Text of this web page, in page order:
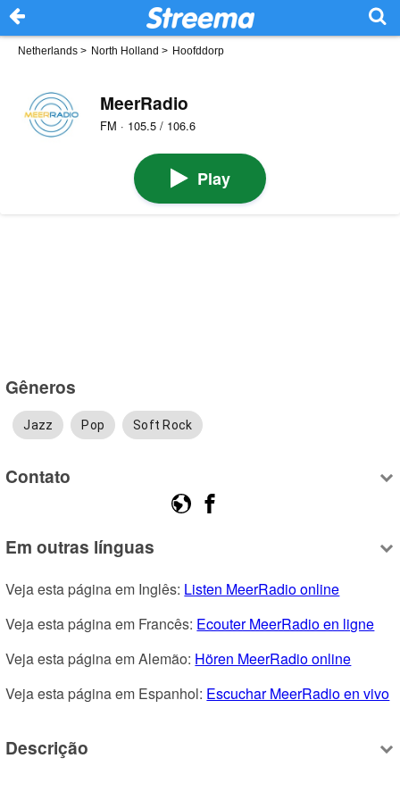
Netherlands > North Holland > Hoofddorp
MeerRadio
FM · 105.5 / 106.6
Play
Gêneros
Jazz Pop Soft Rock
Contato
Em outras línguas
Veja esta página em Inglês: Listen MeerRadio online
Veja esta página em Francês: Ecouter MeerRadio en ligne
Veja esta página em Alemão: Hören MeerRadio online
Veja esta página em Espanhol: Escuchar MeerRadio en vivo
Descrição